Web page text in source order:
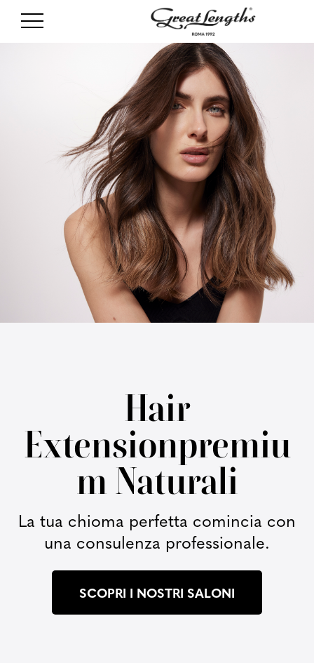
Hair
ExtensionPremiu
M Naturali
La tua chioma perfetta comincia con
una consulenza professionale.
SCOPRI I NOSTRI SALONI